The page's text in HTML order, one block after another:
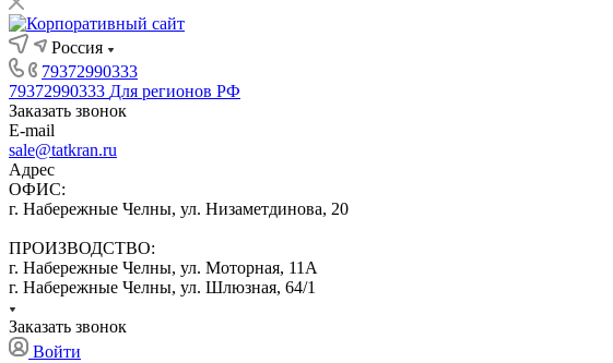
Россия
79372990333
79372990333 Для регионов РФ
Заказать звонок
E-mail
sale@tatkran.ru
Адрес
ОФИС:
г. Набережные Челны, ул. Низаметдинова, 20
ПРОИЗВОДСТВО:
г. Набережные Челны, ул. Моторная, 11А
г. Набережные Челны, ул. Шлюзная, 64/1
Заказать звонок
Войти